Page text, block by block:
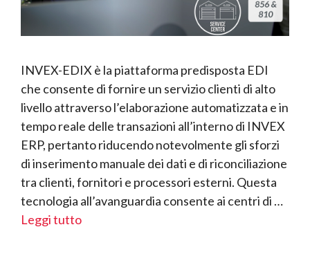
INVEX-EDIX è la piattaforma predisposta EDI
che consente di fornire un servizio clienti di alto
livello attraverso l’elaborazione automatizzata e in
tempo reale delle transazioni all’interno di INVEX
ERP, pertanto riducendo notevolmente gli sforzi
di inserimento manuale dei dati e di riconciliazione
tra clienti, fornitori e processori esterni. Questa
tecnologia all’avanguardia consente ai centri di …
Leggi tutto